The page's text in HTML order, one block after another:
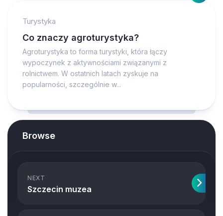
Turystyka
Co znaczy agroturystyka?
Agroturystyka to forma turystyki, która łączy
wypoczynek z aktywnościami związanymi z
rolnictwem. W ostatnich latach zyskuje na
popularności, szczególnie w...
Browse
NEXT
Szczecin muzea